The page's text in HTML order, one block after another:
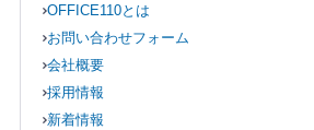
OFFICE110とは
お問い合わせフォーム
会社概要
採用情報
新着情報